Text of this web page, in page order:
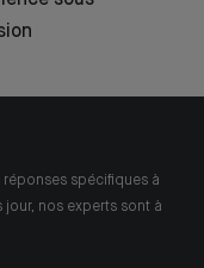
spécifiques à
nos experts sont à